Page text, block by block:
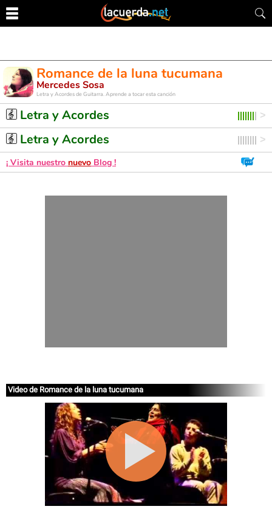
Romance de la luna tucumana
Mercedes Sosa
Letra y Acordes de Guitarra. Aprende a tocar esta canción
Letra y Acordes
Letra y Acordes
¡ Visita nuestro nuevo Blog !
Video de Romance de la luna tucumana